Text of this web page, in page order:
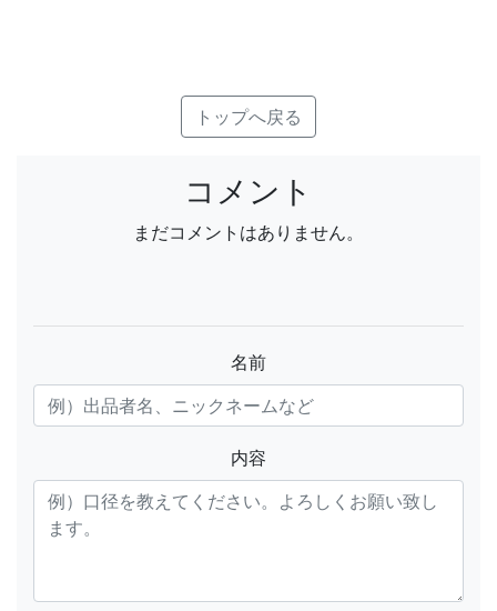
トップへ戻る
コメント
まだコメントはありません。
名前
内容